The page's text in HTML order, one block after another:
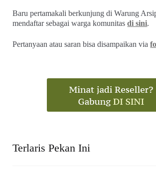
Baru pertamakali berkunjung di Warung
mendaftar sebagai warga komunitasdi sini.
Pertanyaan atau saran bisa disampaikan via
Terlaris Pekan Ini